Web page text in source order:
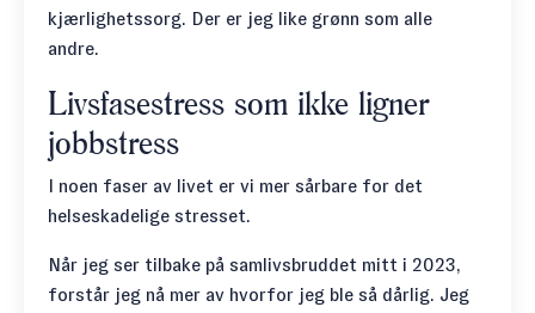
kjærlighetssorg. Der er jeg like grønn som alle
andre.
Livsfasestress som ikke ligner
jobbstress
I noen faser av livet er vi mer sårbare for det
helseskadelige stresset.
Når jeg ser tilbake på samlivsbruddet mitt i 2023,
forstår jeg nå mer av hvorfor jeg ble så dårlig. Jeg